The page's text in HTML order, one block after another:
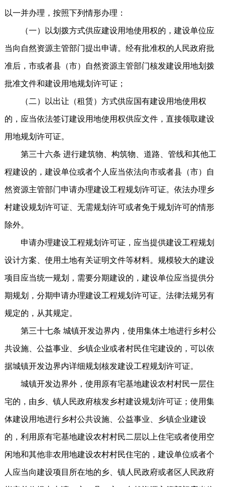
以一并办理，按照下列情形办理：
（一）以划拨方式供应建设用地使用权的，建设单位应
当向自然资源主管部门提出申请。经有批准权的人民政府批
准后，市或者县（市）自然资源主管部门核发建设用地划拨
批准文件和建设用地规划许可证；
（二）以出让（租赁）方式供应国有建设用地使用权
的，应当依法签订建设用地使用权供应文件，直接领取建设
用地规划许可证。
第三十六条 进行建筑物、构筑物、道路、管线和其他工
程建设的，建设单位或者个人应当依法向市或者县（市）自
然资源主管部门申请办理建设工程规划许可证。依法办理乡
村建设规划许可证、无需规划许可或者免于规划许可的情形
除外。
申请办理建设工程规划许可证，应当提供建设工程规划
设计方案、使用土地有关证明文件等材料。规模较大的建设
项目应当统一规划，需要分期建设的，建设单位应当提供分
期规划，分期申请办理建设工程规划许可证。法律法规另有
规定的，从其规定。
第三十七条 城镇开发边界内，使用集体土地进行乡村公
共设施、公益事业、乡镇企业或者村民住宅建设的，可以依
据城镇开发边界内详细规划核发建设工程规划许可证。
城镇开发边界外，使用原有宅基地建设农村村民一层住
宅的，由乡、镇人民政府核发乡村建设规划许可证；使用集
体建设用地进行乡村公共设施、公益事业、乡镇企业建设
的，利用原有宅基地建设农村村民二层以上住宅或者使用空
闲地和其他非农用地建设农村村民住宅的，建设单位或者个
人应当向建设项目所在地的乡、镇人民政府或者区人民政府